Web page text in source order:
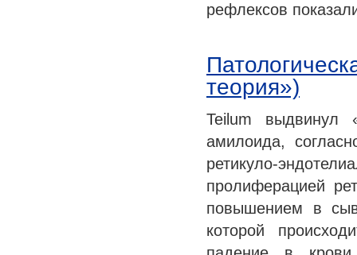
рефлексов
теория»)
Teilum выдвинул
амилоида,
ретикуло-
пролиферацией
повышением в
которой